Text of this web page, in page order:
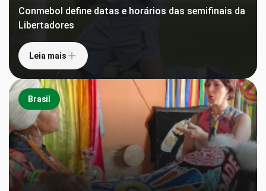
Conmebol define datas e horários das semifinais da
Libertadores
Leia mais
Brasil